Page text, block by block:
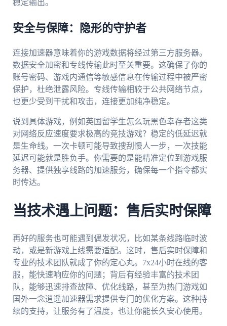
稳定输出。
安全与保障：隐形的守护者
连接加速器意味着你的游戏数据将经过第三方服务器。
数据安全加密和专线传输此时至关重要。这确保了你的
账号密码、游戏内通信等敏感信息在传输过程中被严密
保护，杜绝泄露风险。专线传输相较于公共网络节点，
也更少受到干扰和攻击，连接更加纯净稳定。
说到具体游戏，例如英国留学生怎么玩黑色幸存者这类
对网络反应速度要求极高的竞技游戏？稳定的低延迟就
是生命线。一次卡顿可能导致搜刮慢人一步，一次技能
延迟可能就是胜负手。你需要的是能精准定位到游戏服
务器、提供独享线路的加速服务，确保每一个指令都实
时传达。
当技术遇上问题：售后实时保障
再好的服务也可能遇到偶发状况，比如某条线路临时波
动，或是新游戏上线需要适配。这时，售后实时保障和
专业的技术团队就成了你的定心丸。7x24小时在线的客
服，能快速响应你的问题；背后有经验丰富的技术团
队，能够迅速排查故障、优化线路，甚至为热门游戏如
国外一念逍遥加速器需求提供专门的优化方案。这种持
续的支持，让服务有了温度，也让你能长久安心使用。